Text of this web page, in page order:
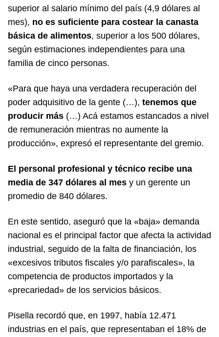
superior al salario mínimo del país (4,9 dólares al
mes), no es suficiente para costear la canasta
básica de alimentos, superior a los 500 dólares,
según estimaciones independientes para una
familia de cinco personas.
«Para que haya una verdadera recuperación del
poder adquisitivo de la gente (…), tenemos que
producir más (…) Acá estamos estancados a nivel
de remuneración mientras no aumente la
producción», expresó el representante del gremio.
El personal profesional y técnico recibe una
media de 347 dólares al mes y un gerente un
promedio de 840 dólares.
En este sentido, aseguró que la «baja» demanda
nacional es el principal factor que afecta la actividad
industrial, seguido de la falta de financiación, los
«excesivos tributos fiscales y/o parafiscales», la
competencia de productos importados y la
«precariedad» de los servicios básicos.
Pisella recordó que, en 1997, había 12.471
industrias en el país, que representaban el 18% de